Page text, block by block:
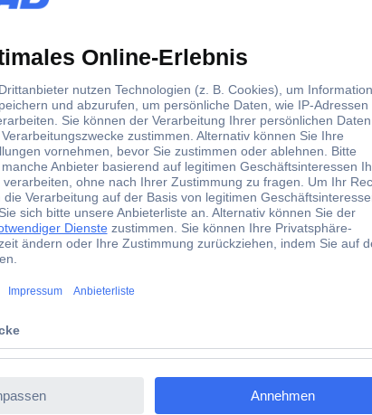
Zubehör und verschiedenste Verbrauchsmaterialien
geeignet